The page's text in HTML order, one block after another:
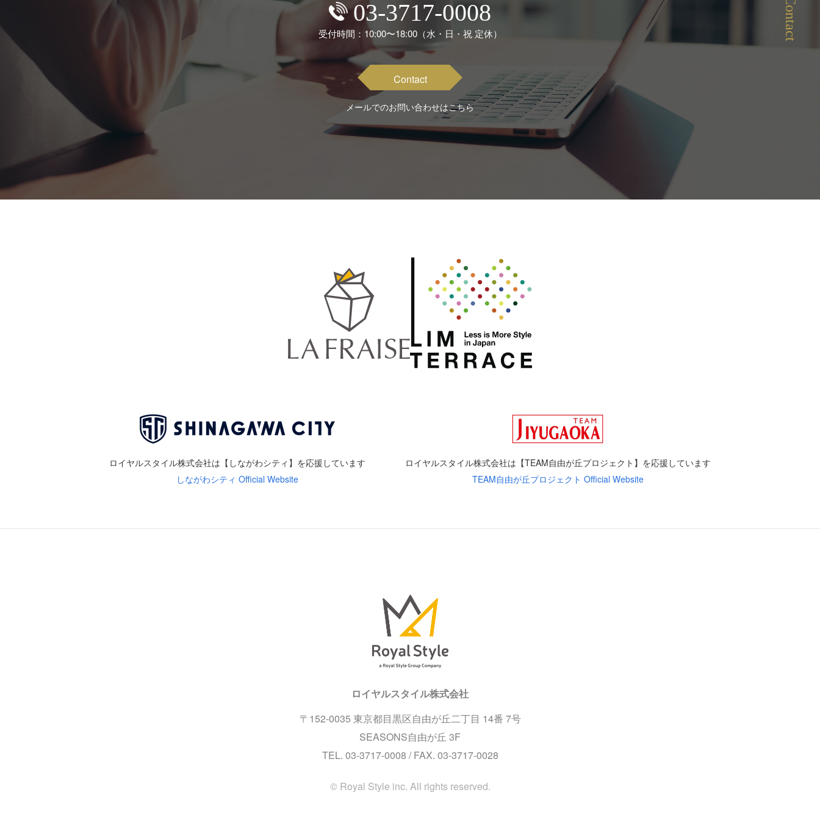
Contact
03-3717-0008
受付時間：10:00〜18:00（水・日・祝 定休）
Contact
メールでのお問い合わせはこちら
ロイヤルスタイル株式会社は 【しながわシティ】を応援しています
しながわシティ Official Website
ロイヤルスタイル株式会社は 【TEAM自由が丘プロジェクト】を応援しています
TEAM自由が丘プロジェクト Official Website
ロイヤルスタイル株式会社
〒152-0035 東京都目黒区自由が丘二丁目 14番 7号
SEASONS自由が丘 3F
TEL. 03-3717-0008 / FAX. 03-3717-0028
© Royal Style inc. All rights reserved.